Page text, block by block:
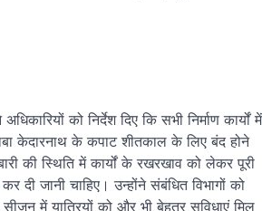
को निर्देश दिए कि सभी निर्माण कार्यों में
केदारनाथ के कपाट शीतकाल के लिए बंद होने
की स्थिति में कार्यों के रखरखाव को लेकर पूरी
जानी चाहिए। उन्होंने संबंधित विभागों को
में यात्रियों को और भी बेहतर सुविधाएं मिल